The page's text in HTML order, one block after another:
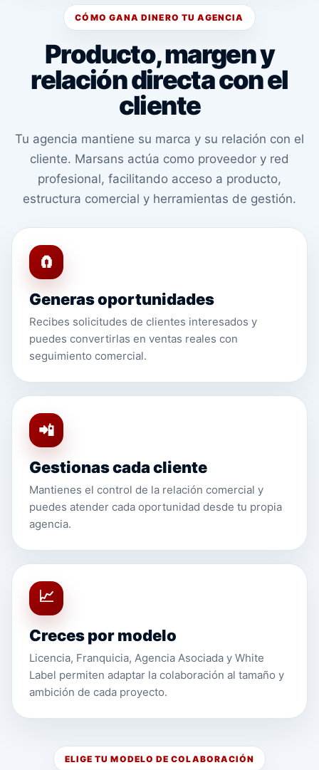
CÓMO GANA DINERO TU AGENCIA
Producto, margen y
relación directa con el
cliente
Tu agencia mantiene su marca y su relación con el
cliente. Marsans actúa como proveedor y red
profesional, facilitando acceso a producto,
estructura comercial y herramientas de gestión.
🧲
Generas oportunidades
Recibes solicitudes de clientes interesados y
puedes convertirlas en ventas reales con
seguimiento comercial.
📲
Gestionas cada cliente
Mantienes el control de la relación comercial y
puedes atender cada oportunidad desde tu propia
agencia.
📈
Creces por modelo
Licencia, Franquicia, Agencia Asociada y White
Label permiten adaptar la colaboración al tamaño y
ambición de cada proyecto.
ELIGE TU MODELO DE COLABORACIÓN